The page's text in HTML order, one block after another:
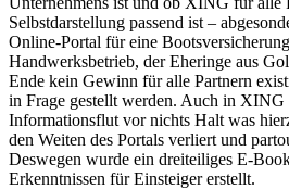
Selbstdarstellung passend ist –
Online-Portal für eine
Handwerksbetrieb, der Eheringe aus
Ende kein Gewinn für alle Partnern
in Frage gestellt werden. Auch in XING
Informationsflut vor nichts Halt was
den Weiten des Portals verliert und
Deswegen wurde ein dreiteiliges E-
Erkenntnissen für Einsteiger erstellt.